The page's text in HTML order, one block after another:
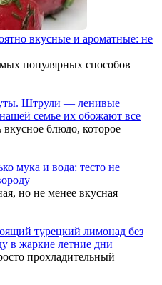
вкусные и ароматные: не
популярных способов
Штрули — ленивые
семье их обожают все
блюдо, которое
мука и вода: тесто не
но не менее вкусная
турецкий лимонад без
в жаркие летние дни
прохладительный